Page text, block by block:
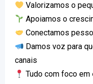
Valorizamos o
Apoiamos o
Conectamos
Damos voz para
canais
Tudo com foco em